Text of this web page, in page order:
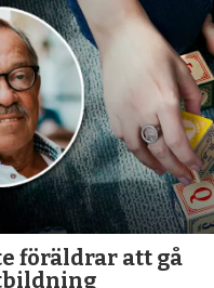
föräldrar att gå